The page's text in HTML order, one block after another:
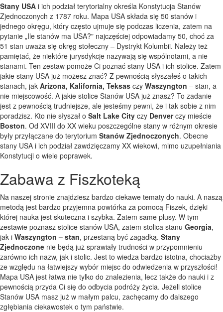
Stany USA i ich podział terytorialny określa Konstytucja Stanów
Zjednoczonych z 1787 roku. Mapa USA składa się 50 stanów i
jednego okręgu, który często ujmuje się podczas liczenia, zatem na
pytanie „Ile stanów ma USA?" najczęściej odpowiadamy 50, choć za
51 stan uważa się okręg stołeczny – Dystrykt Kolumbii. Należy też
pamiętać, że niektóre jurysdykcje nazywają się wspólnotami, a nie
stanami. Ten zestaw pomoże Ci poznać stany USA i ich stolice. Zatem
jakie stany USA już możesz znać? Z pewnością słyszałeś o takich
stanach, jak Arizona, Kalifornia, Teksas czy Waszyngton – stan, a
nie miejscowość. A jakie stolice Stanów USA już znasz? To zadanie
jest z pewnością trudniejsze, ale jesteśmy pewni, że i tak sobie z nim
poradzisz. Kto nie słyszał o Salt Lake City czy Denverczy mieście
Boston. Od XVIII do XX wieku poszczególne stany w różnym okresie
były przyłączane do terytorium Stanów Zjednoczonych. Obecne
stany USA i ich podział zawdzięczamy XX wiekowi, mimo uzupełniania
Konstytucji o wiele poprawek.
Zabawa z Fiszkoteką
Na naszej stronie znajdziesz bardzo ciekawe tematy do nauki. A naszą
metodą jest bardzo przyjemna powtórka za pomocą Fiszek, dzięki
której nauka jest skuteczna i szybka. Zatem same plusy. W tym
zestawie poznasz stolice stanów USA, zatem stolica stanu Georgia,
jak i Waszyngton – stan, przestaną być zagadką. Stany
Zjednoczone nie będą już sprawiały trudności w przypomnieniu
zarówno ich nazw, jak i stolic. Jest to wiedza bardzo istotna, chociażby
ze względu na łatwiejszy wybór miejsc do odwiedzenia w przyszłości!
Mapa USA jest łatwa nie tylko do znalezienia, lecz także do nauki i z
pewnością przyda Ci się do odbycia podróży życia. Jeżeli stolice
Stanów USA masz już w małym palcu, zachęcamy do dalszego
zgłębiania ciekawostek o tym państwie.